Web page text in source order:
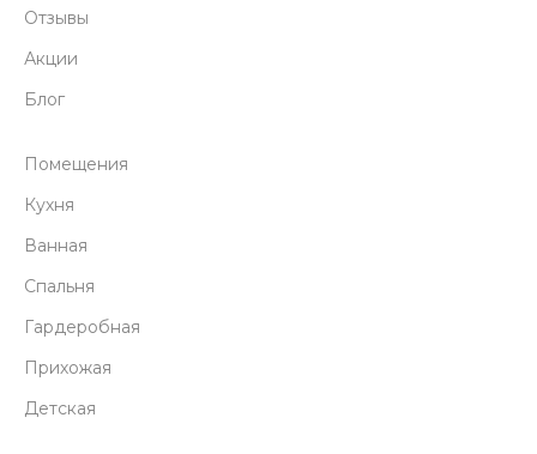
Отзывы
Акции
Блог
Помещения
Кухня
Ванная
Спальня
Гардеробная
Прихожая
Детская